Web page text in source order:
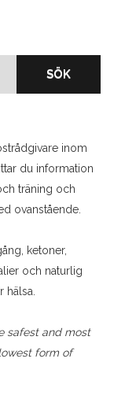
inom
du information
träning och
ovanstående.
ketoner,
och naturlig
hälsa.
safest and most
form of